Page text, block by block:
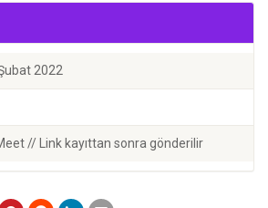
2022
// Link kayıttan sonra gönderilir